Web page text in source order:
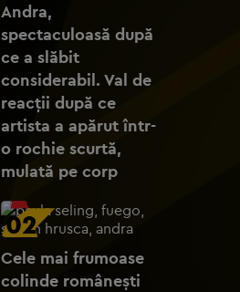
Andra,
spectaculoasă după
ce a slăbit
considerabil. Val de
reacții după ce
artista a apărut într-
o rochie scurtă,
mulată pe corp
02
Cele mai frumoase
colinde românești